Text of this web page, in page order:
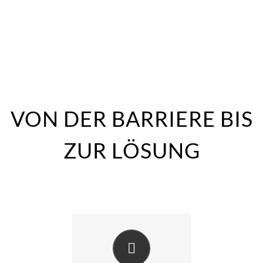
VON DER BARRIERE BIS
ZUR LÖSUNG
Jeder kann